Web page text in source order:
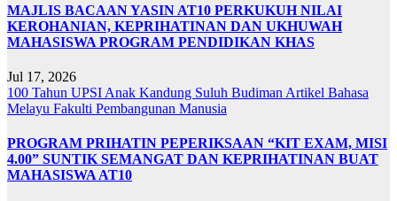
MAJLIS BACAAN YASIN AT10 PERKUKUH NILAI
KEROHANIAN, KEPRIHATINAN DAN UKHUWAH
MAHASISWA PROGRAM PENDIDIKAN KHAS
Jul 17, 2026
100 Tahun UPSI Anak Kandung Suluh Budiman Artikel Bahasa
Melayu Fakulti Pembangunan Manusia
PROGRAM PRIHATIN PEPERIKSAAN “KIT EXAM, MISI
4.00” SUNTIK SEMANGAT DAN KEPRIHATINAN BUAT
MAHASISWA AT10